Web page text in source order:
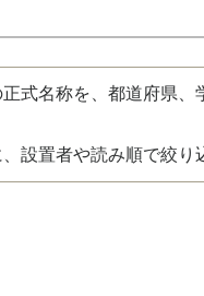
式名称を、都道府県
設置者や読み順で絞り